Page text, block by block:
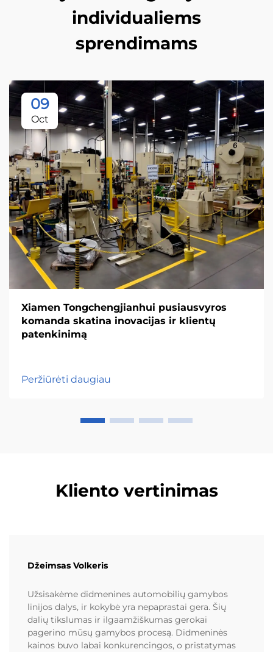
individualiems
sprendimams
09
Oct
Xiamen Tongchengjianhui pusiausvyros
komanda skatina inovacijas ir klientų
patenkinimą
Peržiūrėti daugiau
Kliento vertinimas
Džeimsas Volkeris
Užsisakėme didmenines automobilių gamybos
linijos dalys, ir kokybė yra nepaprastai gera. Šių
dalių tikslumas ir ilgaamžiškumas gerokai
pagerino mūsų gamybos procesą. Didmeninės
kainos buvo labai konkurencingos, o pristatymas